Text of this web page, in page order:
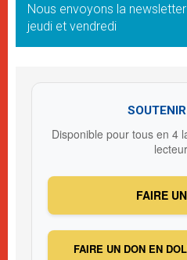
Nous envoyons la
jeudi et vendredi
Disponible pour tous en 4
FAIRE
FAIRE UN DON EN